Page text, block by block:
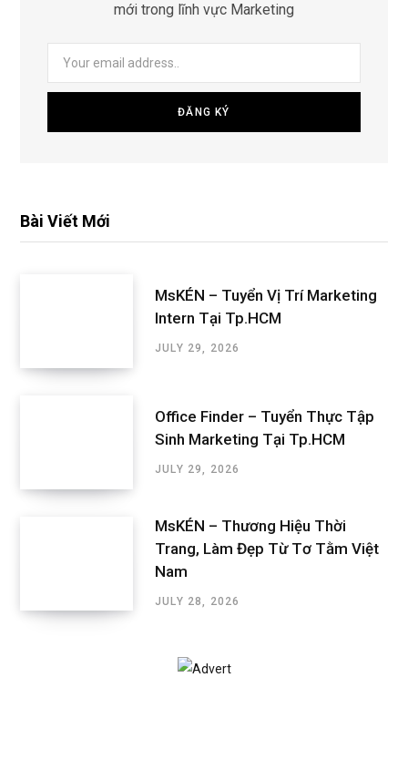
mới trong lĩnh vực Marketing
Bài Viết Mới
MsKÉN – Tuyển Vị Trí Marketing
Intern Tại Tp.HCM
JULY 29, 2026
Office Finder – Tuyển Thực Tập
Sinh Marketing Tại Tp.HCM
JULY 29, 2026
MsKÉN – Thương Hiệu Thời
Trang, Làm Đẹp Từ Tơ Tằm Việt
Nam
JULY 28, 2026